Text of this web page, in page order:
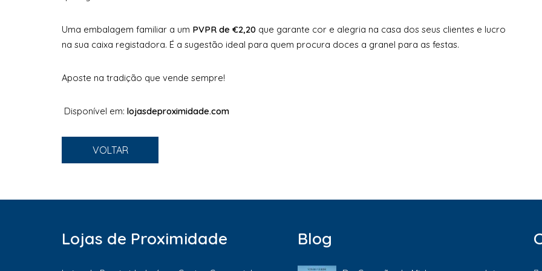
Uma embalagem familiar a um PVPR de €2,20 que garante cor e alegria na casa dos seus clientes e lucro
na sua caixa registadora. É a sugestão ideal para quem procura doces a granel para as festas.
Aposte na tradição que vende sempre!
Disponível em: lojasdeproximidade.com
VOLTAR
Lojas de Proximidade Blog